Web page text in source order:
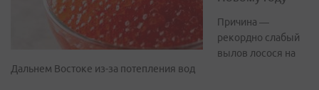
Причина —
рекордно слабый
вылов лосося на
Дальнем Востоке из-за потепления вод